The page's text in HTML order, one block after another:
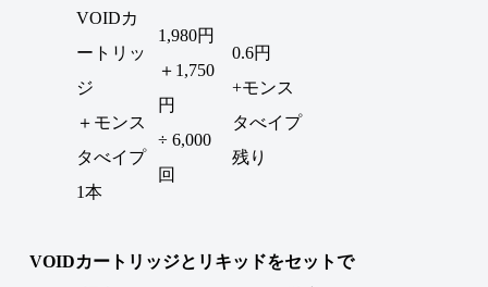
VOIDカ
ートリッ
ジ
＋モンス
タべイプ
1本
1,980円
＋1,750
円
÷ 6,000
回
0.6円
+モンス
タべイプ
残り
VOIDカートリッジとリキッドをセットで